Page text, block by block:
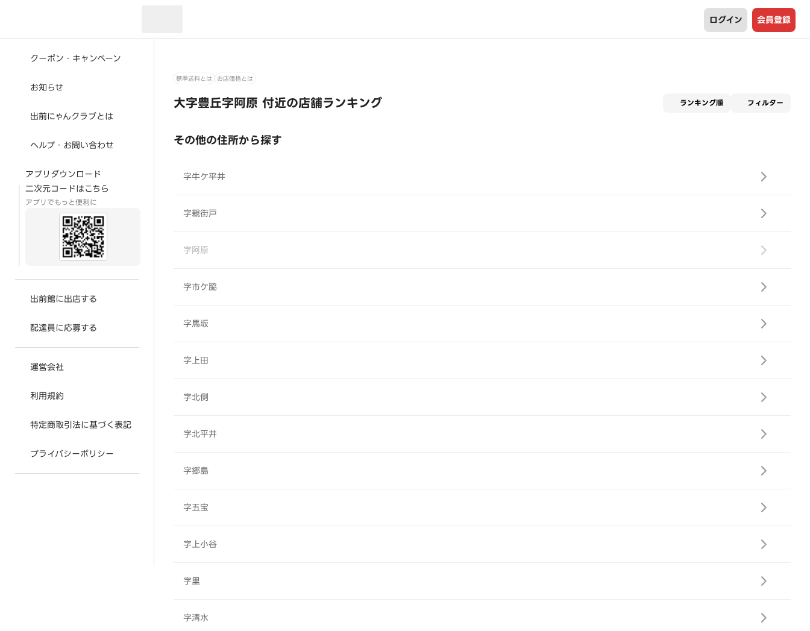
ログイン 会員登録
クーポン・キャンペーン
お知らせ
出前にゃんクラブとは
ヘルプ・お問い合わせ
アプリダウンロード
二次元コードはこちら
アプリでもっと便利に
出前館に出店する
配達員に応募する
運営会社
利用規約
特定商取引法に基づく表記
プライバシーポリシー
標準送料とは お店価格とは
大字豊丘字阿原 付近の店舗ランキング ランキング順 フィルター
その他の住所から探す
字牛ケ平井
字親街戸
字阿原
字市ケ脇
字馬坂
字上田
字北側
字北平井
字郷島
字五宝
字上小谷
字里
字清水